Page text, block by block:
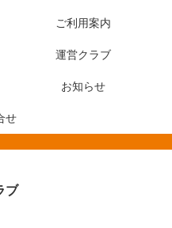
ご利用案内
運営クラブ
お知らせ
せ
ブ